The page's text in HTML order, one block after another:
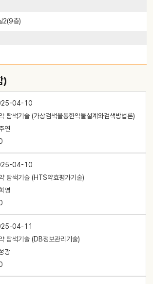
2(9층)
)
04-10
탐색기술 (가상검색을통한약물설계와검색방법론)
연
04-10
탐색기술 (HTS약효평가기술)
영
04-11
탐색기술 (DB정보관리기술)
광